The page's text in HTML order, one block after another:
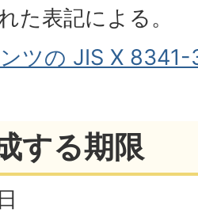
た表記による。
ツの JIS X
する期限